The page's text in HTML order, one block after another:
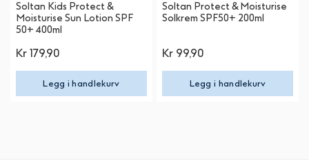
Soltan Kids Protect &
Moisturise Sun Lotion SPF
50+ 400ml
Kr 179,90
Legg i handlekurv
Soltan Protect & Moisturise
Solkrem SPF50+ 200ml
Kr 99,90
Legg i handlekurv